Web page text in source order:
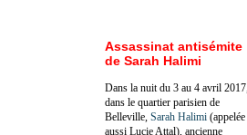
Assassinat antisémite
de Sarah Halimi
Dans la nuit du 3 au 4 avril 2017,
dans le quartier parisien de
Belleville, Sarah Halimi (appelée
aussi Lucie Attal), ancienne